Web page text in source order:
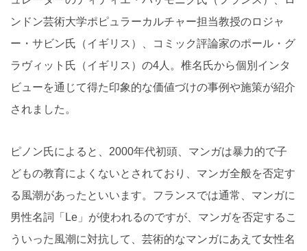
ンドン芸術大学ポピュラーカルチャー担当教授のロジャ
ー・サビン氏（イギリス）、コミック評論家のポール・グ
ラヴィット氏（イギリス）の4人。椎名氏から個別インタ
ビューを通じて得た印象的な価値づけの事例や施策が紹介
されました。
ピノン氏によると、2000年代初頭、マンガは暴力的で子
どもの教育によくないとされており、マンガ全般を否定す
る風潮があったといいます。フランスでは通常、マンガに
男性名詞「Le」が使われるのですが、マンガを否定するこ
ういった風潮に対抗して、芸術的なマンガにあえて女性名